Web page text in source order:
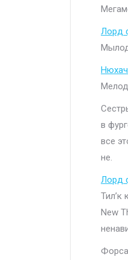
Лорд
в
все
не.
Лорд
Тил’к
New